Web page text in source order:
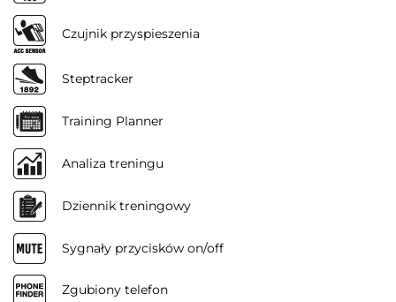
Czujnik przyspieszenia
Steptracker
Training Planner
Analiza treningu
Dziennik treningowy
Sygnały przycisków on/off
Zgubiony telefon